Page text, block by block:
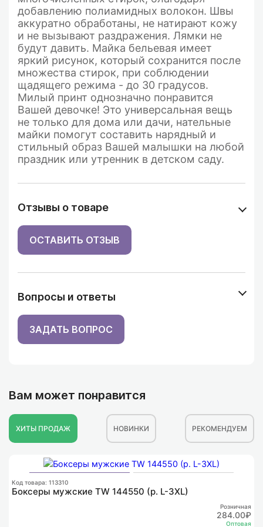
добавлению полиамидных волокон. Швы
аккуратно обработаны, не натирают кожу
и не вызывают раздражения. Лямки не
будут давить. Майка бельевая имеет
яркий рисунок, который сохранится после
множества стирок, при соблюдении
щадящего режима - до 30 градусов.
Милый принт однозначно понравится
Вашей девочке! Это универсальная вещь
не только для дома или дачи, нательные
майки помогут составить нарядный и
стильный образ Вашей малышки на любой
праздник или утренник в детском саду.
Отзывы о товаре
ОСТАВИТЬ ОТЗЫВ
Вопросы и ответы
ЗАДАТЬ ВОПРОС
Вам может понравится
ХИТЫ ПРОДАЖ НОВИНКИ РЕКОМЕНДУЕМ
Код товара: 113310
Боксеры мужские TW 144550 (р. L-3XL)
Оптовая
Розничная
284.00₽